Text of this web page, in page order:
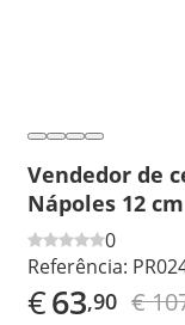
Vendedor de
Nápoles 12 cm
0
Referência:
€63,90 €